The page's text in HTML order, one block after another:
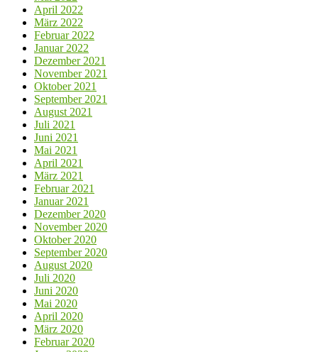
April 2022
März 2022
Februar 2022
Januar 2022
Dezember 2021
November 2021
Oktober 2021
September 2021
August 2021
Juli 2021
Juni 2021
Mai 2021
April 2021
März 2021
Februar 2021
Januar 2021
Dezember 2020
November 2020
Oktober 2020
September 2020
August 2020
Juli 2020
Juni 2020
Mai 2020
April 2020
März 2020
Februar 2020